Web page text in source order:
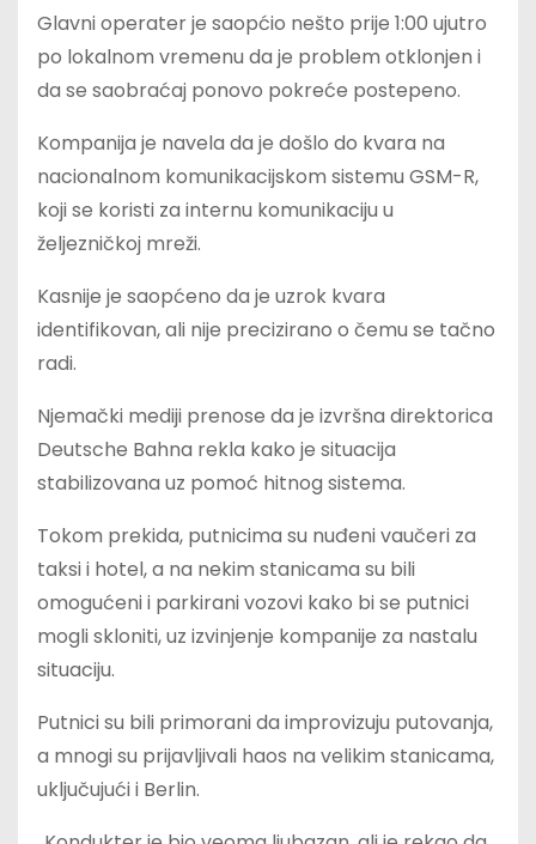
Glavni operater je saopćio nešto prije 1:00 ujutro
po lokalnom vremenu da je problem otklonjen i
da se saobraćaj ponovo pokreće postepeno.
Kompanija je navela da je došlo do kvara na
nacionalnom komunikacijskom sistemu GSM-R,
koji se koristi za internu komunikaciju u
željezničkoj mreži.
Kasnije je saopćeno da je uzrok kvara
identifikovan, ali nije precizirano o čemu se tačno
radi.
Njemački mediji prenose da je izvršna direktorica
Deutsche Bahna rekla kako je situacija
stabilizovana uz pomoć hitnog sistema.
Tokom prekida, putnicima su nuđeni vaučeri za
taksi i hotel, a na nekim stanicama su bili
omogućeni i parkirani vozovi kako bi se putnici
mogli skloniti, uz izvinjenje kompanije za nastalu
situaciju.
Putnici su bili primorani da improvizuju putovanja,
a mnogi su prijavljivali haos na velikim stanicama,
uključujući i Berlin.